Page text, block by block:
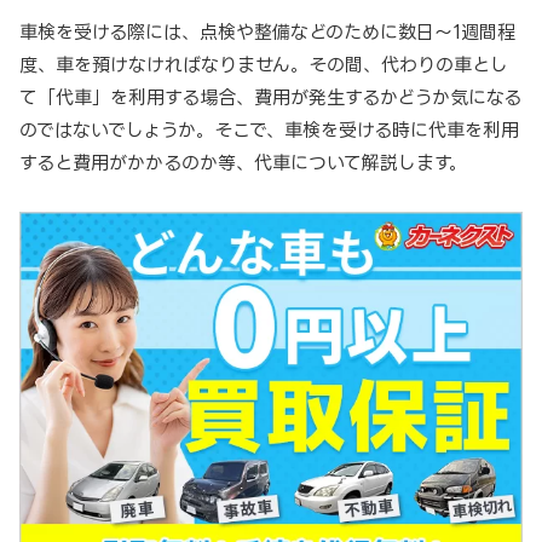
車検を受ける際には、点検や整備などのために数日～1週間程
度、車を預けなければなりません。その間、代わりの車とし
て「代車」を利用する場合、費用が発生するかどうか気になる
のではないでしょうか。そこで、車検を受ける時に代車を利用
すると費用がかかるのか等、代車について解説します。